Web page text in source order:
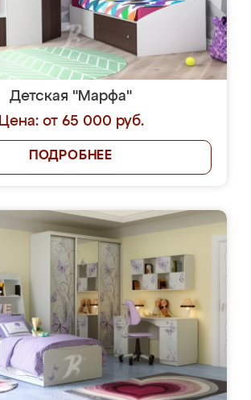
Детская "Марфа"
Цена: от 65 000 руб.
ПОДРОБНЕЕ